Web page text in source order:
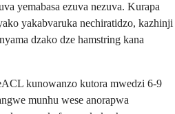
yemabasa ezuva nezuva. Kurapa
yakabvaruka nechiratidzo, kazhinji
dzako dze hamstring kana
kunowanzo kutora mwedzi 6-9
munhu wese anorapwa